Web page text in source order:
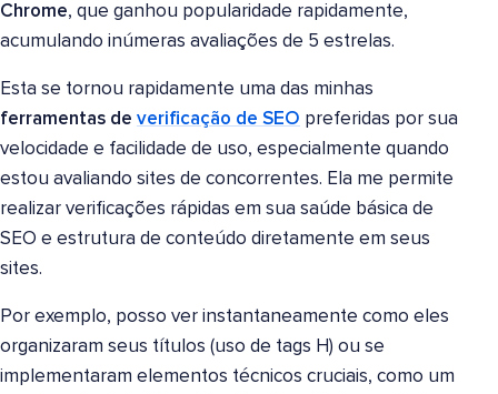
Chrome, que ganhou popularidade rapidamente,
acumulando inúmeras avaliações de 5 estrelas.
Esta se tornou rapidamente uma das minhas
ferramentas de verificação de SEO preferidas por sua
velocidade e facilidade de uso, especialmente quando
estou avaliando sites de concorrentes. Ela me permite
realizar verificações rápidas em sua saúde básica de
SEO e estrutura de conteúdo diretamente em seus
sites.
Por exemplo, posso ver instantaneamente como eles
organizaram seus títulos (uso de tags H) ou se
implementaram elementos técnicos cruciais, como um